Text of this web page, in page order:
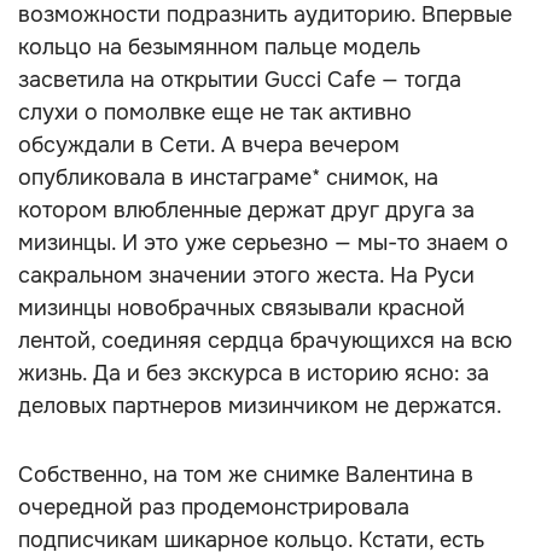
возможности подразнить аудиторию. Впервые
кольцо на безымянном пальце модель
засветила на открытии Gucci Cafe — тогда
слухи о помолвке еще не так активно
обсуждали в Сети. А вчера вечером
опубликовала в инстаграме* снимок, на
котором влюбленные держат друг друга за
мизинцы. И это уже серьезно — мы-то знаем о
сакральном значении этого жеста. На Руси
мизинцы новобрачных связывали красной
лентой, соединяя сердца брачующихся на всю
жизнь. Да и без экскурса в историю ясно: за
деловых партнеров мизинчиком не держатся.
Собственно, на том же снимке Валентина в
очередной раз продемонстрировала
подписчикам шикарное кольцо. Кстати, есть